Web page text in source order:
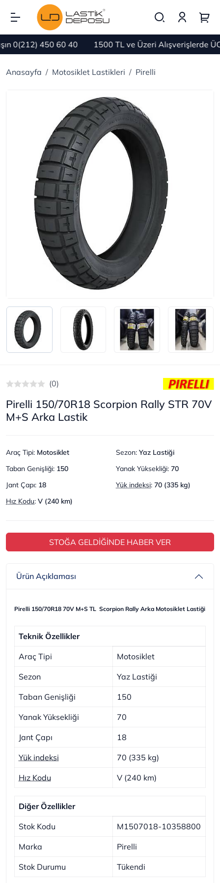
0(212) 450 60 40 1500 TL ve Üzeri Alışverişlerde
Anasayfa Motosiklet Lastikleri Pirelli
(0)
Pirelli 150/70R18 Scorpion Rally STR 70V
M+S Arka Lastik
Araç Tipi: Motosiklet Sezon: Yaz Lastiği
Taban Genişliği: 150 Yanak Yüksekliği: 70
Jant Çapı: 18 Yük indeksi: 70 (335 kg)
Hız Kodu: V (240 km)
STOĞA GELDİĞİNDE HABER VER
Ürün Açıklaması
Pirelli 150/70R18 70V M+S TL Scorpion Rally Arka Motosiklet Lastiği
Teknik Özellikler
Araç Tipi Motosiklet
Sezon Yaz Lastiği
Taban Genişliği 150
Yanak Yüksekliği 70
Jant Çapı 18
Yük indeksi 70 (335 kg)
Hız Kodu V (240 km)
Diğer Özellikler
Stok Kodu M1507018-10358800
Marka Pirelli
Stok Durumu Tükendi